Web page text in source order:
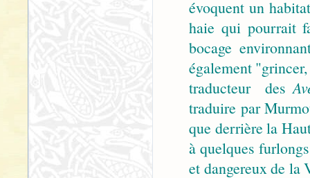
évoquent un
haie qui pourrait
bocage
également
traducteur des
traduire par
que derrière la
à quelques
et dangereux de